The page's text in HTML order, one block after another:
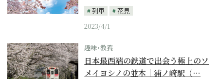
列車
花見
2023/4/1
趣味･教養
日本最西端の鉄道で出会う極上のソ
メイヨシノの並木｜浦ノ崎駅（…